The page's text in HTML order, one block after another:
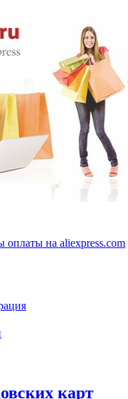
оплаты на aliexpress.com
карт